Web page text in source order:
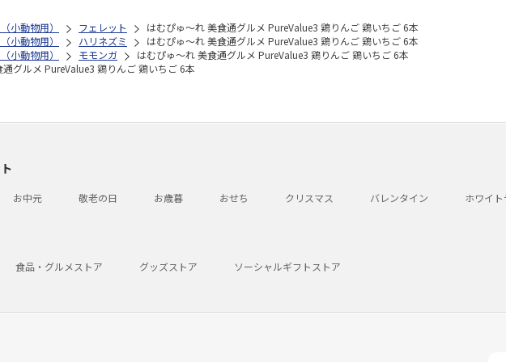
小動物用） フェレット
はむぴゅ～れ 美食通グルメ PureValue3 鶏りんご 鶏いちご 6本
小動物用） ハリネズミ
はむぴゅ～れ 美食通グルメ PureValue3 鶏りんご 鶏いちご 6本
小動物用） モモンガ
はむぴゅ～れ 美食通グルメ PureValue3 鶏りんご 鶏いちご 6本
グルメ PureValue3 鶏りんご 鶏いちご 6本
お中元 敬老の日 お歳暮 おせち クリスマス バレンタイン ホワイ
食品・グルメストア グッズストア ソーシャルギフトストア